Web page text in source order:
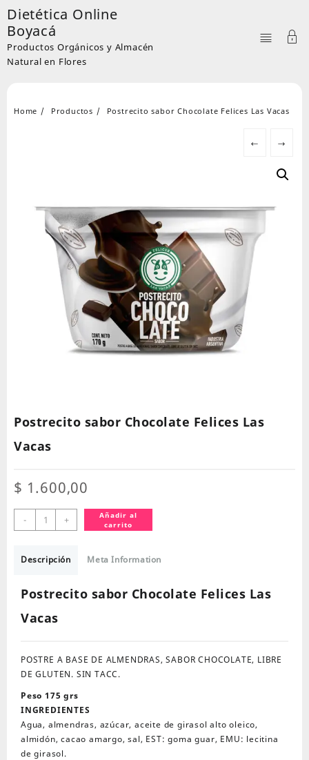
Skip
to
content
Dietética Online
Boyacá
Productos Orgánicos y Almacén
Natural en Flores
Home Productos Postrecito sabor Chocolate Felices Las Vacas
← →
Postrecito sabor Chocolate Felices Las
Vacas
$ 1.600,00
-
Postrecito
sabor
Felices
Vacas
cantidad
+
Añadir al
carrito
Descripción Meta Information
Postrecito sabor Chocolate Felices Las
Vacas
POSTRE A BASE DE ALMENDRAS, SABOR CHOCOLATE, LIBRE
DE GLUTEN. SIN TACC.
Peso 175 grs
INGREDIENTES
Agua, almendras, azúcar, aceite de girasol alto oleico,
almidón, cacao amargo, sal, EST: goma guar, EMU: lecitina
de girasol.